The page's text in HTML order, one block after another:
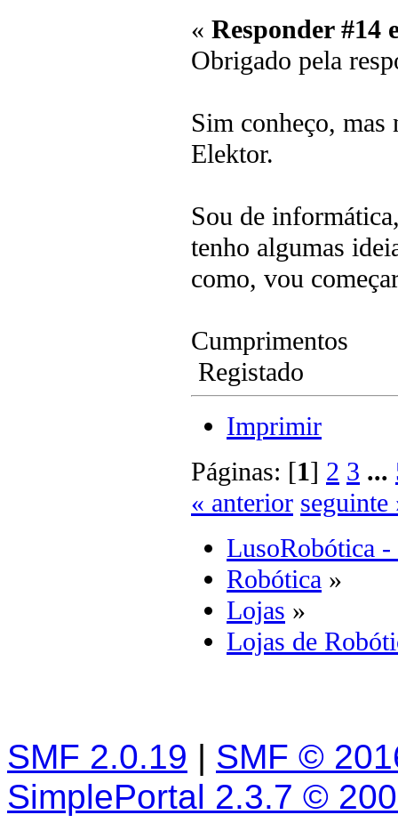
« Responder #14
Obrigado pela
Sim conheço,
Elektor.
Sou de
tenho algumas
como, vou
Cumprimentos
Registado
Imprimir
Páginas: [1] 2 3 ...
« anterior seguinte
LusoRobótica -
Robótica »
Lojas »
Lojas de
SMF 2.0.19 | SMF ©
SimplePortal 2.3.7 ©